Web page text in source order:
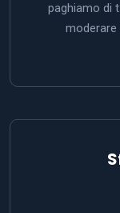
paghiamo di